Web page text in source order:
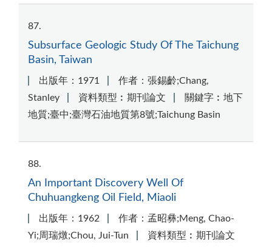
87
Subsurface Geologic Study Of The Taichung
Basin, Taiwan
出版年：1971
作者：張錫齡;Chang,
Stanley
資料類型︰期刊論文
關鍵字︰地下
地質;臺中;臺灣石油地質第8號;Taichung Basin
88
An Important Discovery Well Of
Chuhuangkeng Oil Field, Miaoli
出版年：1962
作者：孟昭彝;Meng, Chao-
Yi;周瑞燉;Chou, Jui-Tun
資料類型︰期刊論文